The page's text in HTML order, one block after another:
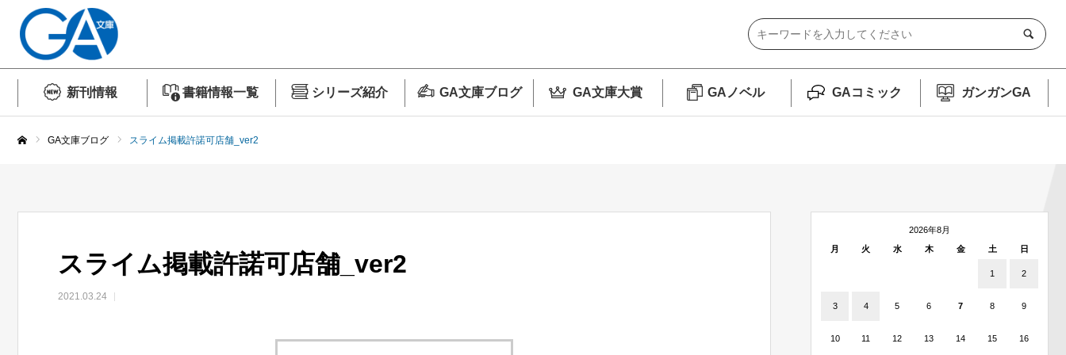
新刊情報 書籍情報一覧 シリーズ紹介 GA文庫ブログ GA文庫大賞 GAノベル GAコミック ガンガンGA
GA文庫ブログ スライム掲載許諾可店舗_ver2
スライム掲載許諾可店舗_ver2
2021.03.24
2026年8月
月
火 水 木 金 土 日
1 2
3 4 5 6 7 8 9
10 11 12 13 14 15 16